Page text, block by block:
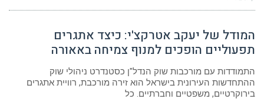
המודל של יעקב אטרקצ'י: כיצד אתגרים
תפעוליים הופכים למנוף צמיחה באאורה
התמודדות עם מורכבות שוק הנדל"ן כסטנדרט ניהולי שוק
ההתחדשות העירונית בישראל הוא זירה מורכבת, רוויית אתגרים
בירוקרטיים, משפטיים וחברתיים. כל